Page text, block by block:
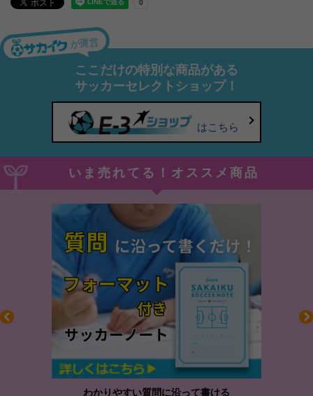
が運営
ここだけの特別な商品がある
サッカーセレクトショップ！
はこちら
いま売れてる！オススメ商品
わかりやすい質問に沿って書ける